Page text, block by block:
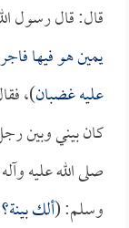
قال: قال رسول
يمين هو فيها
عليه غضبان)،
كان بيني وبين
صلى الله عليه
وسلم: (ألك